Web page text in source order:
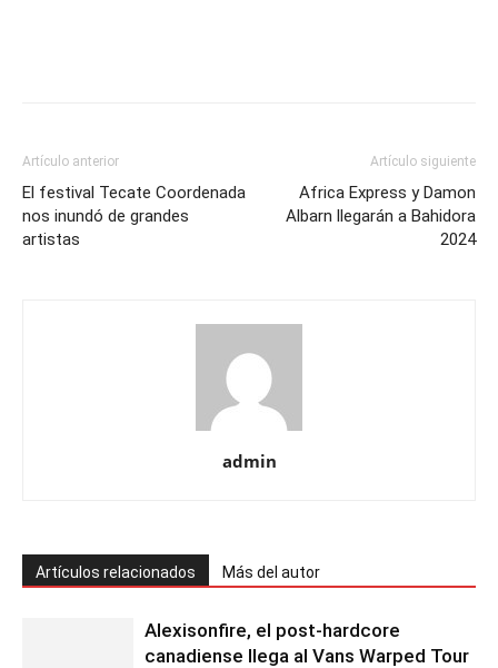
Artículo anterior
El festival Tecate Coordenada
nos inundó de grandes
artistas
Artículo siguiente
Africa Express y Damon
Albarn llegarán a Bahidora
2024
admin
Artículos relacionados Más del autor
Alexisonfire, el post-hardcore
canadiense llega al Vans Warped Tour